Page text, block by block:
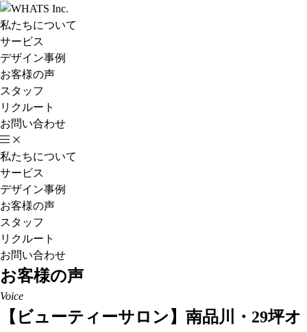
私たちについて
サービス
デザイン事例
お客様の声
スタッフ
リクルート
お問い合わせ
私たちについて
サービス
デザイン事例
お客様の声
スタッフ
リクルート
お問い合わせ
お客様の声
Voice
【ビューティーサロン】南品川・29坪オ